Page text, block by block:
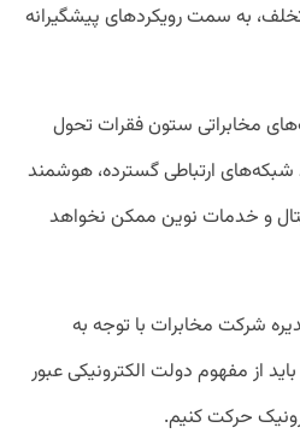
به سمت رویکردهای پیشگیرانه
مخابراتی ستون فقرات تحول
ارتباطی گسترده، هوشمند
و خدمات نوین ممکن نخواهد
شرکت مخابرات با توجه به
از مفهوم دولت الکترونیکی عبور
حرکت کنیم.